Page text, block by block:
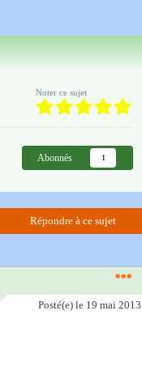
Noter ce sujet
Abonnés 1
Répondre à ce sujet
Posté(e) le 19 mai 2013